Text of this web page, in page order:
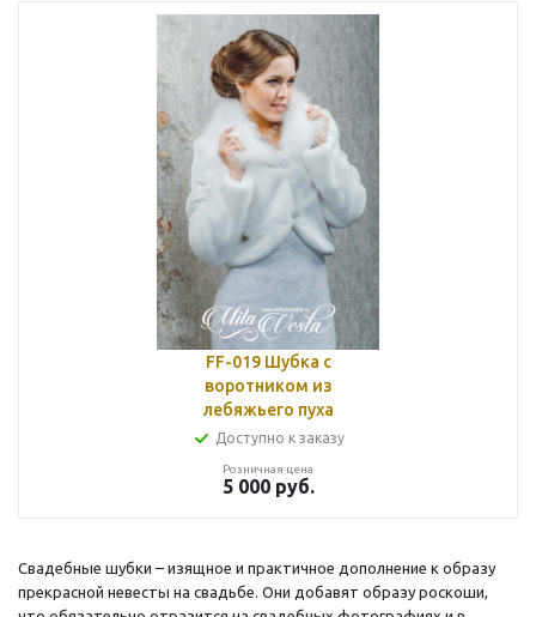
FF-019 Шубка с
воротником из
лебяжьего пуха
Доступно к заказу
Розничная цена
5 000руб.
Свадебные шубки – изящное и практичное дополнение к образу
прекрасной невесты на свадьбе. Они добавят образу роскоши,